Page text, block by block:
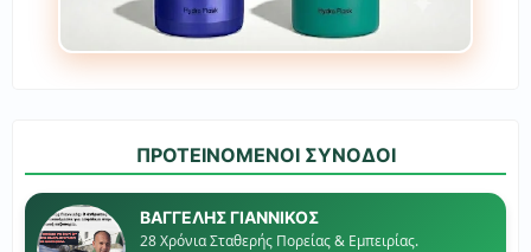
ΠΡΟΤΕΙΝΟΜΕΝΟΙ ΣΥΝΟΔΟΙ
ΒΑΓΓΕΛΗΣ ΓΙΑΝΝΙΚΟΣ
28 Χρόνια Σταθερής Πορείας & Εμπειρίας.